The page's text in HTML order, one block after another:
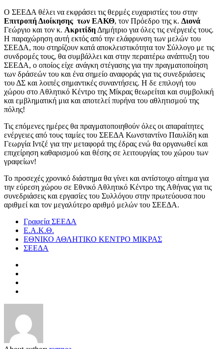
Ο ΣΕΕΔΑ θέλει να εκφράσει τις θερμές ευχαριστίες του στην
Επιτροπή Διοίκησης των ΕΑΚΘ, τον Πρόεδρο της κ. Διονά
Γεώργιο και τον κ. Ακριτίδη Δημήτριο για όλες τις ενέργειές τους.
Η παραχώρηση αυτή εκτός από την ελάφρυνση των μελών του
ΣΕΕΔΑ, που στηρίζουν κατά αποκλειστικότητα τον Σύλλογο με τις
συνδρομές τους, θα συμβάλλει και στην περαιτέρω ανάπτυξη του
ΣΕΕΔΑ, ο οποίος είχε ανάγκη στέγασης για την πραγματοποίηση
των δράσεών του και ένα σημείο αναφοράς για τις συνεδριάσεις
του ΔΣ και λοιπές σημαντικές συναντήσεις. Η δε επιλογή του
χώρου στο Αθλητικό Κέντρο της Μίκρας θεωρείται και συμβολική
και εμβληματική μια και αποτελεί πυρήνα του αθλητισμού της
πόλης!
Τις επόμενες ημέρες θα πραγματοποιηθούν όλες οι απαραίτητες
ενέργειες από τους ταμίες του ΣΕΕΔΑ Κωνσταντίνο Παυλίδη και
Γεωργία Ιντζέ για την μεταφορά της έδρας ενώ θα οργανωθεί και
επιχείρηση καθαρισμού και θέσης σε λειτουργίας του χώρου των
γραφείων!
Το προσεχές χρονικό διάστημα θα γίνει και αντίστοιχο αίτημα για
την εύρεση χώρου σε Εθνικό Αθλητικό Κέντρο της Αθήνας για τις
συνεδριάσεις και εργασίες του Συλλόγου στην πρωτεύουσα που
αριθμεί και τον μεγαλύτερο αριθμό μελών του ΣΕΕΔΑ.
Γραφεία ΣΕΕΔΑ
Ε.Α.Κ.Θ.
ΕΘΝΙΚΟ ΑΘΛΗΤΙΚΟ ΚΕΝΤΡΟ ΜΙΚΡΑΣ
ΣΕΕΔΑ